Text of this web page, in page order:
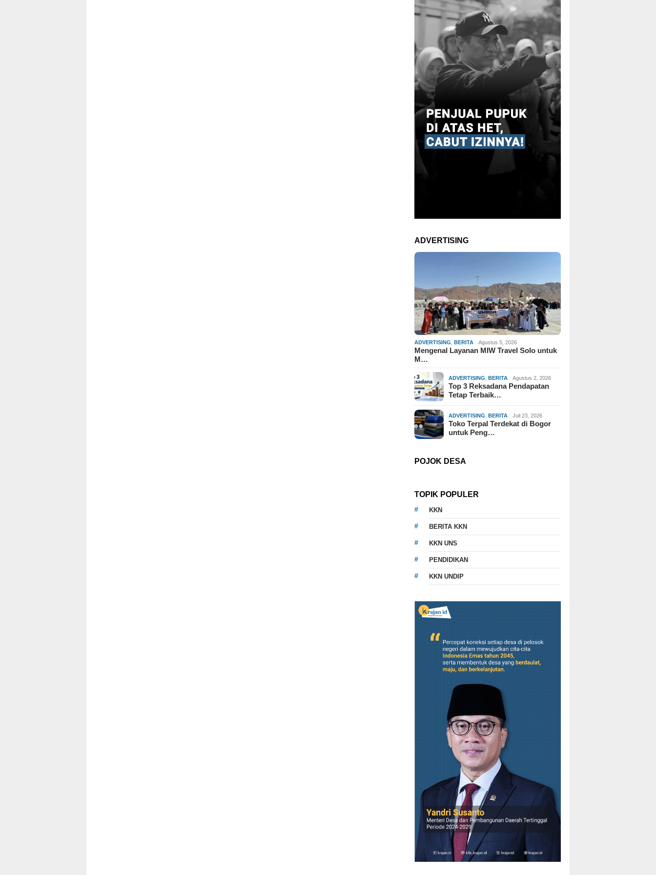
ADVERTISING
ADVERTISING ,BERITA Agustus 5, 2026
Mengenal Layanan MIW Travel Solo untuk
M…
ADVERTISING ,BERITA Agustus 2, 2026
Top 3 Reksadana Pendapatan
Tetap Terbaik…
ADVERTISING ,BERITA Juli 23, 2026
Toko Terpal Terdekat di Bogor
untuk Peng…
POJOK DESA
TOPIK POPULER
KKN
BERITA KKN
KKN UNS
PENDIDIKAN
KKN UNDIP